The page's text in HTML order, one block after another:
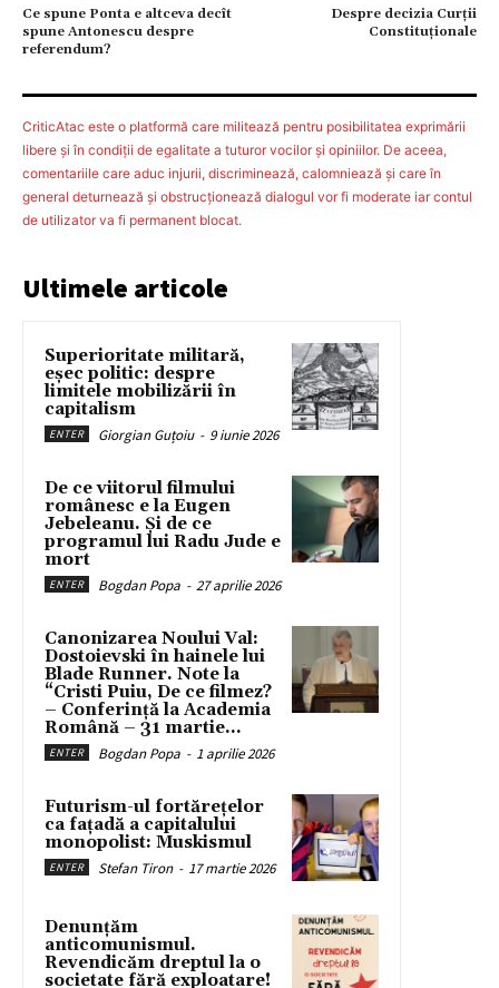
Ce spune Ponta e altceva decît
spune Antonescu despre
referendum?
Despre decizia Curţii
Constituţionale
CriticAtac este o platformă care militează pentru posibilitatea exprimării
libere şi în condiţii de egalitate a tuturor vocilor şi opiniilor. De aceea,
comentariile care aduc injurii, discriminează, calomniează şi care în
general deturnează şi obstrucţionează dialogul vor fi moderate iar contul
de utilizator va fi permanent blocat.
Ultimele articole
Superioritate militară,
eșec politic: despre
limitele mobilizării în
capitalism
ENTER Giorgian Guțoiu - 9 iunie 2026
De ce viitorul filmului
românesc e la Eugen
Jebeleanu. Și de ce
programul lui Radu Jude e
mort
ENTER Bogdan Popa - 27 aprilie 2026
Canonizarea Noului Val:
Dostoievski în hainele lui
Blade Runner. Note la
“Cristi Puiu, De ce filmez?
– Conferință la Academia
Română – 31 martie...
ENTER Bogdan Popa - 1 aprilie 2026
Futurism-ul fortărețelor
ca fațadă a capitalului
monopolist: Muskismul
ENTER Stefan Tiron - 17 martie 2026
Denunțăm
anticomunismul.
Revendicăm dreptul la o
societate fără exploatare!